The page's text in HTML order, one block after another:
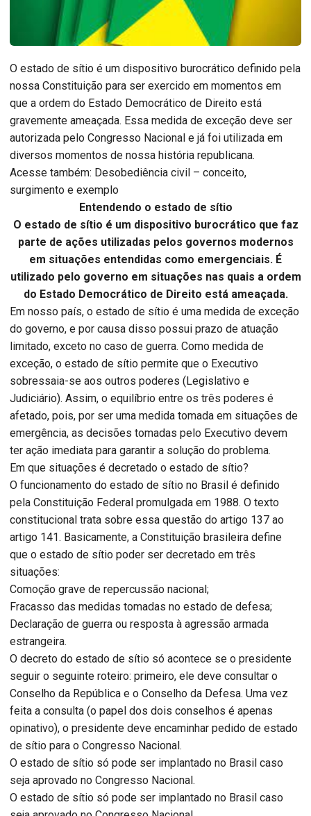
O estado de sítio é um dispositivo burocrático definido pela
nossa Constituição para ser exercido em momentos em
que a ordem do Estado Democrático de Direito está
gravemente ameaçada. Essa medida de exceção deve ser
autorizada pelo Congresso Nacional e já foi utilizada em
diversos momentos de nossa história republicana.
Acesse também: Desobediência civil – conceito,
surgimento e exemplo
Entendendo o estado de sítio
O estado de sítio é um dispositivo burocrático que faz
parte de ações utilizadas pelos governos modernos
em situações entendidas como emergenciais. É
utilizado pelo governo em situações nas quais a ordem
do Estado Democrático de Direito está ameaçada.
Em nosso país, o estado de sítio é uma medida de exceção
do governo, e por causa disso possui prazo de atuação
limitado, exceto no caso de guerra. Como medida de
exceção, o estado de sítio permite que o Executivo
sobressaia-se aos outros poderes (Legislativo e
Judiciário). Assim, o equilíbrio entre os três poderes é
afetado, pois, por ser uma medida tomada em situações de
emergência, as decisões tomadas pelo Executivo devem
ter ação imediata para garantir a solução do problema.
Em que situações é decretado o estado de sítio?
O funcionamento do estado de sítio no Brasil é definido
pela Constituição Federal promulgada em 1988. O texto
constitucional trata sobre essa questão do artigo 137 ao
artigo 141. Basicamente, a Constituição brasileira define
que o estado de sítio poder ser decretado em três
situações:
Comoção grave de repercussão nacional;
Fracasso das medidas tomadas no estado de defesa;
Declaração de guerra ou resposta à agressão armada
estrangeira.
O decreto do estado de sítio só acontece se o presidente
seguir o seguinte roteiro: primeiro, ele deve consultar o
Conselho da República e o Conselho da Defesa. Uma vez
feita a consulta (o papel dos dois conselhos é apenas
opinativo), o presidente deve encaminhar pedido de estado
de sítio para o Congresso Nacional.
O estado de sítio só pode ser implantado no Brasil caso
seja aprovado no Congresso Nacional.
O estado de sítio só pode ser implantado no Brasil caso